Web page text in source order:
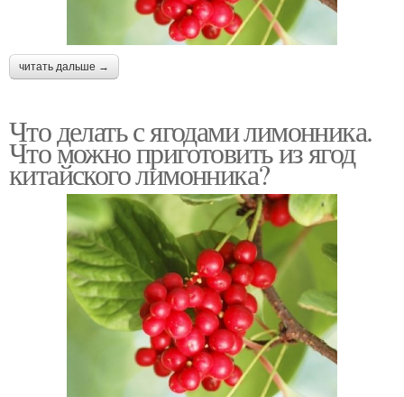
читать дальше →
Что делать с ягодами лимонника.
Что можно приготовить из ягод
китайского лимонника?